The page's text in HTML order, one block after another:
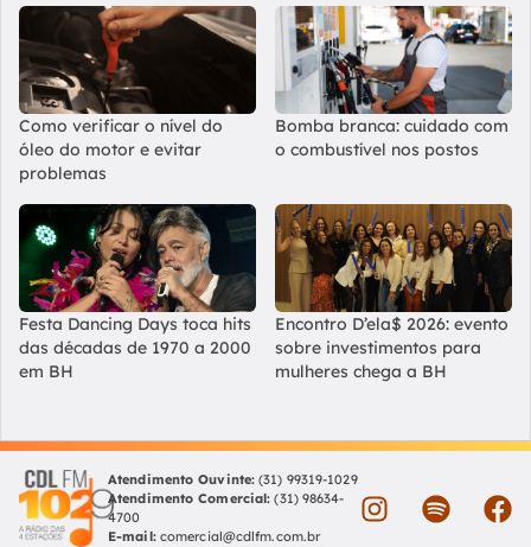
Como verificar o nível do
óleo do motor e evitar
problemas
Bomba branca: cuidado com
o combustível nos postos
Festa Dancing Days toca hits
das décadas de 1970 a 2000
em BH
Encontro D’ela$ 2026: evento
sobre investimentos para
mulheres chega a BH
Atendimento Ouvinte: (31) 99319-1029
Atendimento Comercial: (31) 98634-
4700
E-mail: comercial@cdlfm.com.br